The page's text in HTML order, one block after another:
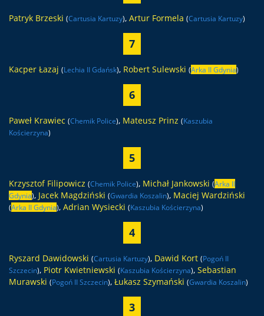
Patryk Brzeski (Cartusia Kartuzy), Artur Formela (Cartusia Kartuzy)
7
Kacper Łazaj (Lechia II Gdańsk), Robert Sulewski (Arka II Gdynia)
6
Paweł Krawiec (Chemik Police), Mateusz Prinz (Kaszubia
Kościerzyna)
5
Krzysztof Filipowicz (Chemik Police), Michał Jankowski (Arka II
Gdynia), Jacek Magdziński (Gwardia Koszalin), Maciej Wardziński
(Arka II Gdynia), Adrian Wysiecki (Kaszubia Kościerzyna)
4
Ryszard Dawidowski (Cartusia Kartuzy), Dawid Kort (Pogoń II
Szczecin), Piotr Kwietniewski (Kaszubia Kościerzyna), Sebastian
Murawski (Pogoń II Szczecin), Łukasz Szymański (Gwardia Koszalin)
3